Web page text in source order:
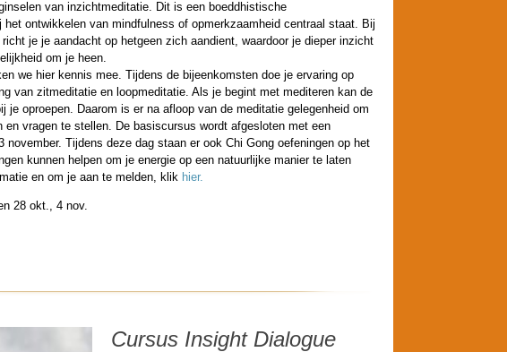
van inzichtmeditatie. Dit is een boeddhistische
het ontwikkelen van mindfulness of opmerkzaamheid centraal staat. Bij
je je aandacht op hetgeen zich aandient, waardoor je dieper inzicht
om je heen.
we hier kennis mee. Tijdens de bijeenkomsten doe je ervaring op
van zitmeditatie en loopmeditatie. Als je begint met mediteren kan de
je oproepen. Daarom is er na afloop van de meditatie gelegenheid om
en vragen te stellen. De basiscursus wordt afgesloten met een
november. Tijdens deze dag staan er ook Chi Gong oefeningen op het
kunnen helpen om je energie op een natuurlijke manier te laten
en om je aan te melden, klik hier.
28 okt., 4 nov.
Cursus Insight Dialogue